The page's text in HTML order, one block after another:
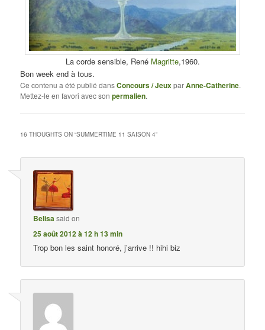
La corde sensible, René Magritte,1960.
Bon week end à tous.
Ce contenu a été publié dansConcours / JeuxparAnne-Catherine.
Mettez-le en favori avec sonpermalien.
16 THOUGHTS ON “SUMMERTIME 11 SAISON 4”
Belisasaid on
25 août 2012 à 12 h 13 min
Trop bon les saint honoré, j’arrive !! hihi biz